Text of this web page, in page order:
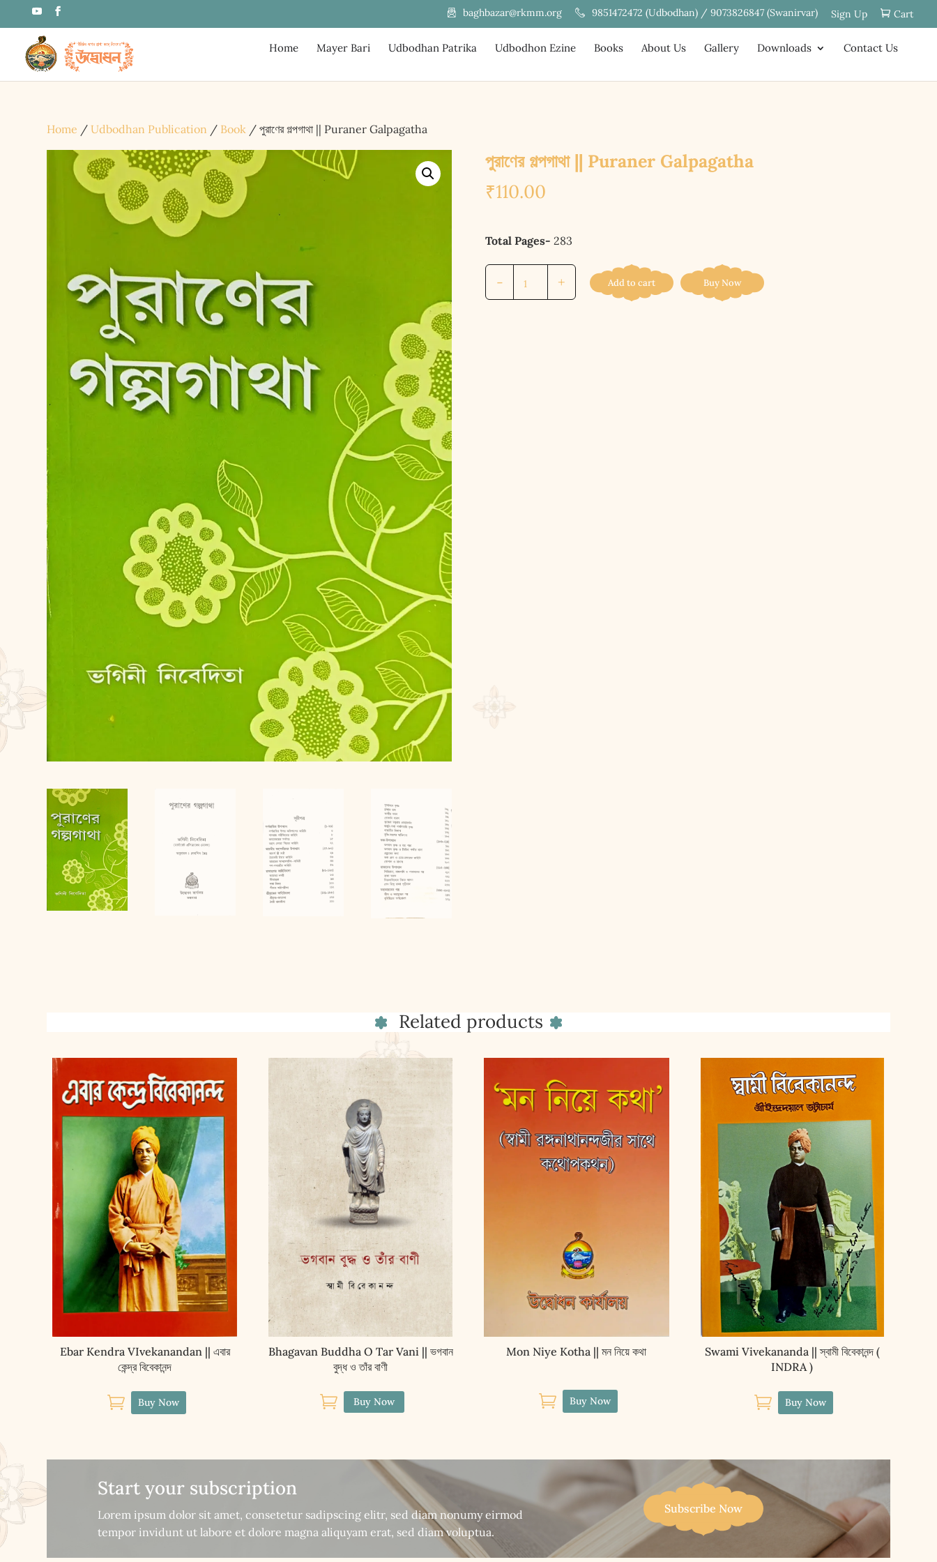
baghbazar@rkmm.org 9851472472 (Udbodhan) / 9073826847 (Swanirvar) Sign Up Cart
Home Mayer Bari Udbodhan Patrika Udbodhon Ezine Books About Us Gallery Downloads Contact Us
Home /Udbodhan Publication / Book / পুরাণের গল্পগাথা || Puraner Galpagatha
পুরাণের গল্পগাথা || Puraner Galpagatha
₹110.00
Total Pages-283
- + Add to cart Buy Now
Related products
Ebar Kendra VIvekanandan || এবার
কেন্দ্র বিবেকানন্দ
 Buy Now
Bhagavan Buddha O Tar Vani || ভগবান
বুদ্ধ ও তাঁর বাণী
 Buy Now
Mon Niye Kotha || মন নিয়ে কথা
 Buy Now
Swami Vivekananda || স্বামী বিবেকানন্দ (
INDRA )
 Buy Now
Start your subscription
Lorem ipsum dolor sit amet, consetetur sadipscing elitr, sed diam nonumy eirmod
tempor invidunt ut labore et dolore magna aliquyam erat, sed diam voluptua.
Subscribe Now